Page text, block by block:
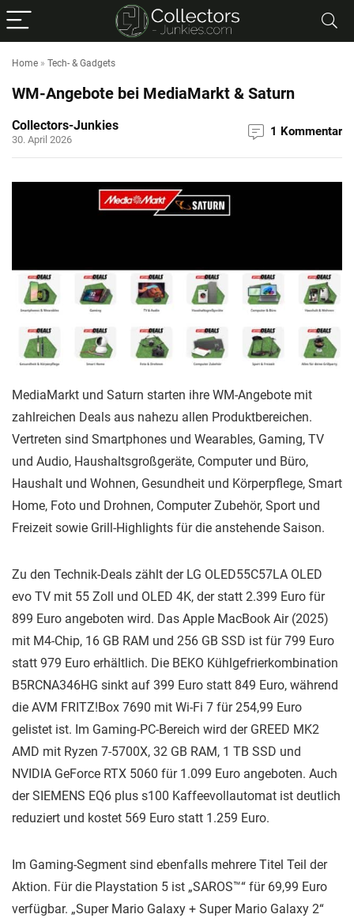
Home » Tech- & Gadgets
WM-Angebote bei MediaMarkt & Saturn
Collectors-Junkies
30. April 2026
1 Kommentar
MediaMarkt und Saturn starten ihre WM-Angebote mit
zahlreichen Deals aus nahezu allen Produktbereichen.
Vertreten sind Smartphones und Wearables, Gaming, TV
und Audio, Haushaltsgroßgeräte, Computer und Büro,
Haushalt und Wohnen, Gesundheit und Körperpflege, Smart
Home, Foto und Drohnen, Computer Zubehör, Sport und
Freizeit sowie Grill-Highlights für die anstehende Saison.
Zu den Technik-Deals zählt der LG OLED55C57LA OLED
evo TV mit 55 Zoll und OLED 4K, der statt 2.399 Euro für
899 Euro angeboten wird. Das Apple MacBook Air (2025)
mit M4-Chip, 16 GB RAM und 256 GB SSD ist für 799 Euro
statt 979 Euro erhältlich. Die BEKO Kühlgefrierkombination
B5RCNA346HG sinkt auf 399 Euro statt 849 Euro, während
die AVM FRITZ!Box 7690 mit Wi-Fi 7 für 254,99 Euro
gelistet ist. Im Gaming-PC-Bereich wird der GREED MK2
AMD mit Ryzen 7-5700X, 32 GB RAM, 1 TB SSD und
NVIDIA GeForce RTX 5060 für 1.099 Euro angeboten. Auch
der SIEMENS EQ6 plus s100 Kaffeevollautomat ist deutlich
reduziert und kostet 569 Euro statt 1.259 Euro.
Im Gaming-Segment sind ebenfalls mehrere Titel Teil der
Aktion. Für die Playstation 5 ist „SAROS™“ für 69,99 Euro
verfügbar. „Super Mario Galaxy + Super Mario Galaxy 2“